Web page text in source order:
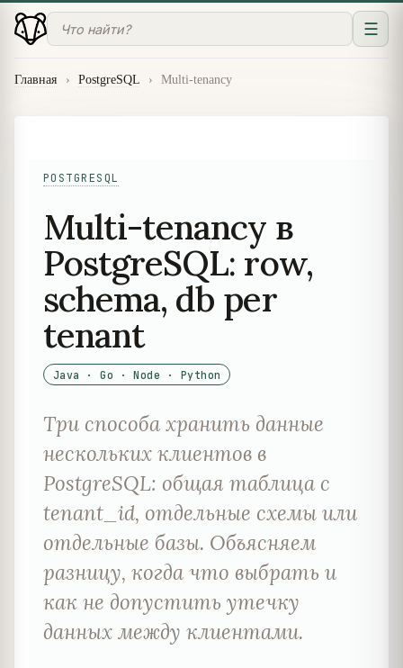
☰
Главная › PostgreSQL › Multi-tenancy
POSTGRESQL
Multi-tenancy в
PostgreSQL: row,
schema, db per
tenant
Java · Go · Node · Python
Три способа хранить данные
нескольких клиентов в
PostgreSQL: общая таблица с
tenant_id, отдельные схемы или
отдельные базы. Объясняем
разницу, когда что выбрать и
как не допустить утечку
данных между клиентами.